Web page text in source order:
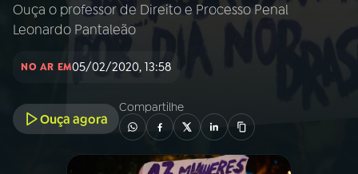
AO VIVO
INÍCIO
A RÁDIO
PROGRAMAÇÃO
Ouça o professor de Direito e Processo Penal
Leonardo Pantaleão
NO AR EM05/02/2020, 13:58
Ouça agora
Compartilhe